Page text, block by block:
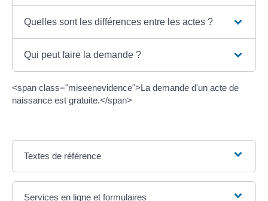
Quelles sont les différences entre les actes ?
Qui peut faire la demande ?
<span class="miseenevidence">La demande d'un acte de
naissance est gratuite.</span>
Textes de référence
Services en ligne et formulaires